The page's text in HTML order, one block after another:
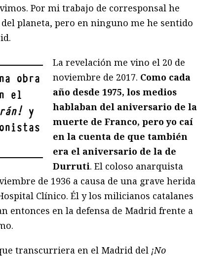
Por mi trabajo de corresponsal he
planeta, pero en ninguno me he sentido
obra
el
án! y
La revelación me vino el 20 de
noviembre de 2017. Como cada
año desde 1975, los medios
hablaban del aniversario de la
muerte de Franco, pero yo caí
en la cuenta de que también
era el aniversario de la de
Durruti. El coloso anarquista
de 1936 a causa de una grave herida
Clínico. Él y los milicianos catalanes
entonces en la defensa de Madrid frente a
transcurriera en el Madrid del ¡No